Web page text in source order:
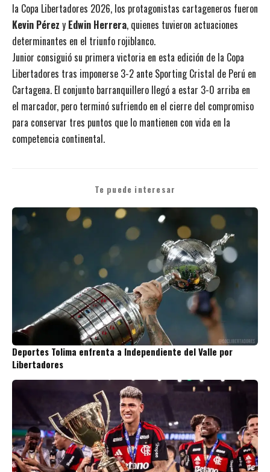
la Copa Libertadores 2026, los protagonistas cartageneros fueron
Kevin Pérez y Edwin Herrera, quienes tuvieron actuaciones
determinantes en el triunfo rojiblanco.
Junior consiguió su primera victoria en esta edición de la Copa
Libertadores tras imponerse 3-2 ante Sporting Cristal de Perú en
Cartagena. El conjunto barranquillero llegó a estar 3-0 arriba en
el marcador, pero terminó sufriendo en el cierre del compromiso
para conservar tres puntos que lo mantienen con vida en la
competencia continental.
Te puede interesar
Deportes Tolima enfrenta a Independiente del Valle por
Libertadores